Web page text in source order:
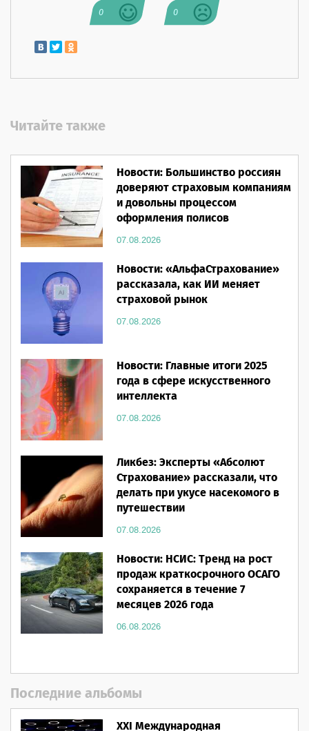
0 0
Читайте также
Новости: Большинство россиян
доверяют страховым компаниям
и довольны процессом
оформления полисов
07.08.2026
Новости: «АльфаСтрахование»
рассказала, как ИИ меняет
страховой рынок
07.08.2026
Новости: Главные итоги 2025
года в сфере искусственного
интеллекта
07.08.2026
Ликбез: Эксперты «Абсолют
Страхование» рассказали, что
делать при укусе насекомого в
путешествии
07.08.2026
Новости: НСИС: Тренд на рост
продаж краткосрочного ОСАГО
сохраняется в течение 7
месяцев 2026 года
06.08.2026
Последние альбомы
XXI Международная